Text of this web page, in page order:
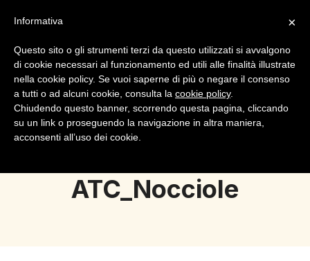
Login Registrazione
ATC_Nocciole
×
Informativa
Questo sito o gli strumenti terzi da questo utilizzati si avvalgono
di cookie necessari al funzionamento ed utili alle finalità illustrate
nella cookie policy. Se vuoi saperne di più o negare il consenso
a tutti o ad alcuni cookie, consulta la cookie policy.
Chiudendo questo banner, scorrendo questa pagina, cliccando
su un link o proseguendo la navigazione in altra maniera,
acconsenti all’uso dei cookie.